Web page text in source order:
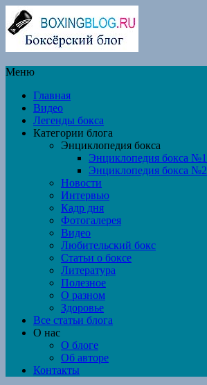
Меню
Главная
Видео
Легенды бокса
Категории блога
Энциклопедия бокса
Энциклопедия бокса №1
Энциклопедия бокса №2
Новости
Интервью
Кадр дня
Фотогалерея
Видео
Любительский бокс
Статьи о боксе
Литература
Полезное
О разном
Здоровье
Все статьи блога
О нас
О блоге
Об авторе
Контакты